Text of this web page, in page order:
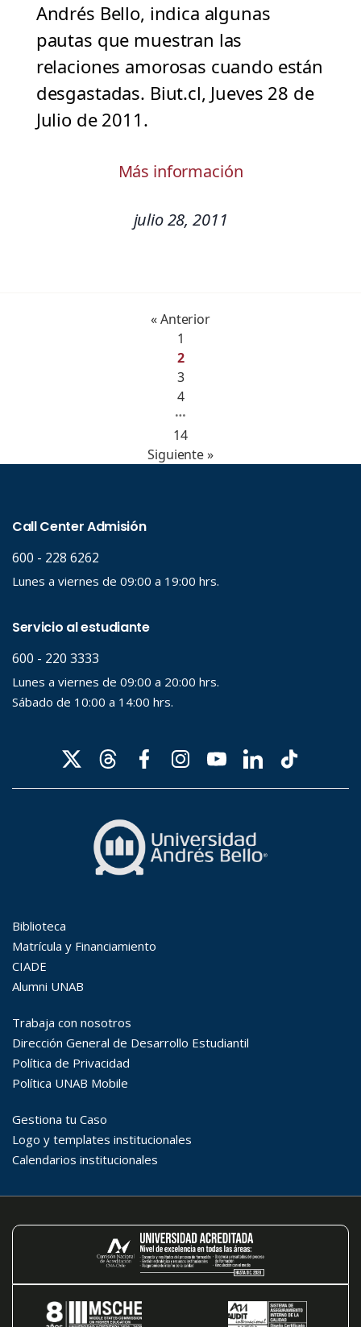
Andrés Bello, indica algunas
pautas que muestran las
relaciones amorosas cuando están
desgastadas. Biut.cl, Jueves 28 de
Julio de 2011.
Más información
julio 28, 2011
« Anterior
1
2
3
4
…
14
Siguiente »